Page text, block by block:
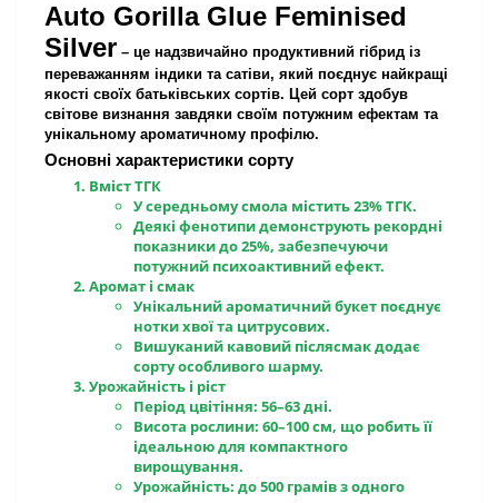
Auto Gorilla Glue Feminised
Silver – це надзвичайно продуктивний гібрид із
переважанням індики та сатіви, який поєднує найкращі
якості своїх батьківських сортів. Цей сорт здобув
світове визнання завдяки своїм потужним ефектам та
унікальному ароматичному профілю.
Основні характеристики сорту
Вміст ТГК
У середньому смола містить 23% ТГК.
Деякі фенотипи демонструють рекордні
показники до 25%, забезпечуючи
потужний психоактивний ефект.
Аромат і смак
Унікальний ароматичний букет поєднує
нотки хвої та цитрусових.
Вишуканий кавовий післясмак додає
сорту особливого шарму.
Урожайність і ріст
Період цвітіння: 56–63 дні.
Висота рослини: 60–100 см, що робить її
ідеальною для компактного
вирощування.
Урожайність: до 500 грамів з одного